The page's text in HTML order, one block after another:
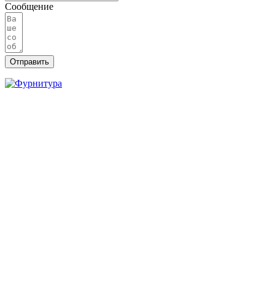
Сообщение
Отправить